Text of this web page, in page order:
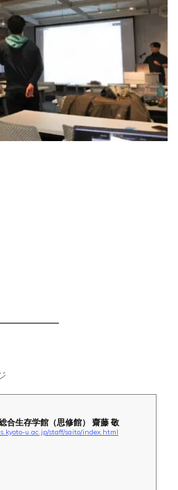
合生存学館（思修館） 齋藤 敬
u.ac.jp/staff/saito/index.html